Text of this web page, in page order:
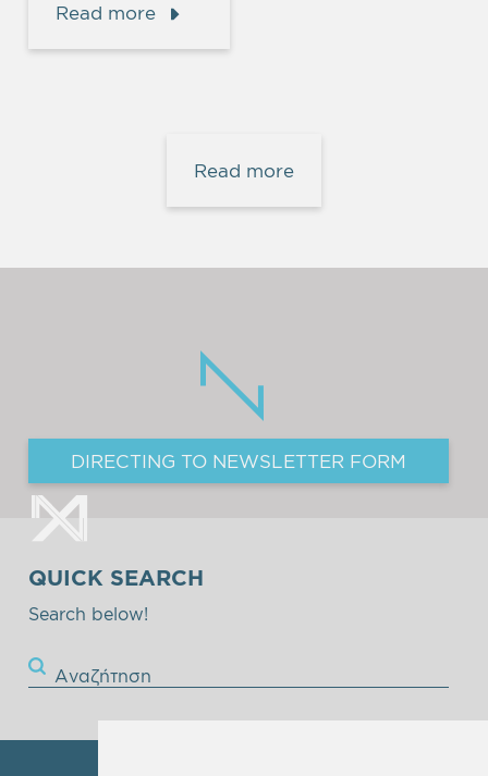
Read more
Read more
DIRECTING TO NEWSLETTER FORM
QUICK SEARCH
Search below!
Αναζήτηση